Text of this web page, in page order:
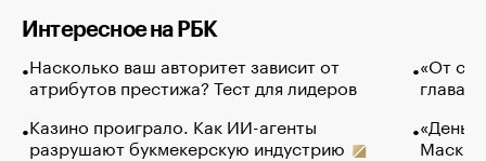
Интересное на РБК
Насколько ваш авторитет зависит от
атрибутов престижа? Тест для лидеров
Казино проиграло. Как ИИ-агенты
разрушают букмекерскую индустрию
«От
глава
Маск в